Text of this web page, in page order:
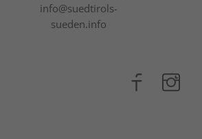
info@suedtirols-
sueden.info